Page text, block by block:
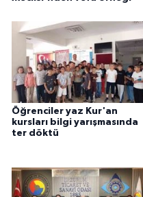
Öğrenciler yaz Kur'an
kursları bilgi yarışmasında
ter döktü